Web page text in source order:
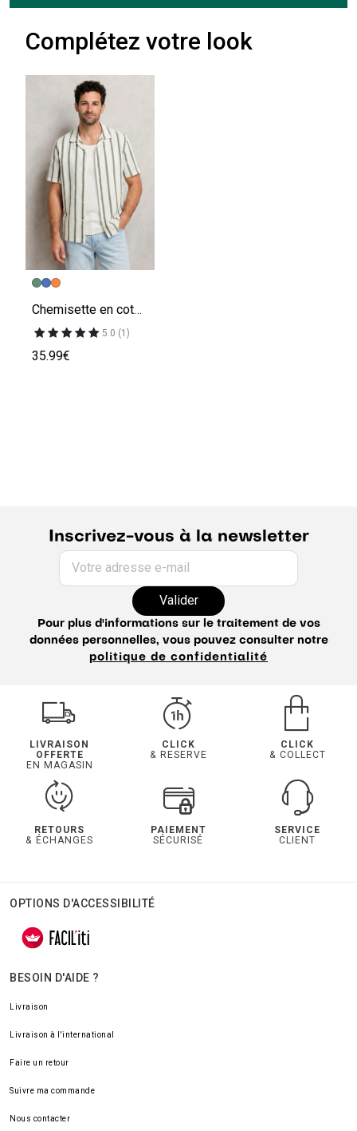
Complétez votre look
Chemisette en coton seersucker rayée
5.0 (1)
35.99€
Inscrivez-vous à la newsletter
Votre adresse e-mail
Valider
Pour plus d'informations sur le traitement de vos
données personnelles, vous pouvez consulter notre
politique de confidentialité
LIVRAISON
OFFERTE
EN MAGASIN
CLICK
& RESERVE
CLICK
& COLLECT
RETOURS
& ÉCHANGES
PAIEMENT
SÉCURISÉ
SERVICE
CLIENT
OPTIONS D'ACCESSIBILITÉ
BESOIN D'AIDE ?
Livraison
Livraison à l'international
Faire un retour
Suivre ma commande
Nous contacter